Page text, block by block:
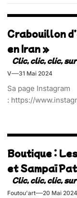
Crabouillon
en Iran »
V 31 Mai 2024
Sa page Instagram
: https://
Boutique :
et Sampaï
Foutou'art 20 Mai 2024